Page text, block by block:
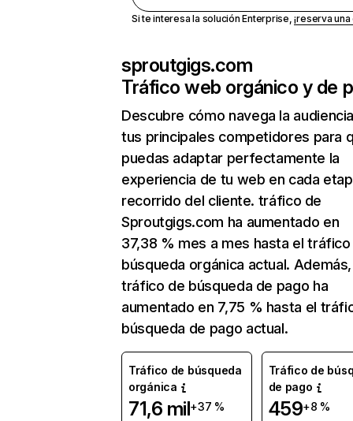
Si te interesa la solución Enterprise,¡reserva
sproutgigs.com
Tráfico web orgánico y de
Descubre cómo navega la
tus principales competidores para
puedas adaptar perfectamente la
experiencia de tu web en cada
recorrido del cliente. tráfico de
Sproutgigs.com ha aumentado en
37,38 % mes a mes hasta el
búsqueda orgánica actual.
tráfico de búsqueda de pago ha
aumentado en 7,75 % hasta el
búsqueda de pago actual.
Tráfico de búsqueda
orgánica
71,6 mil+37 %
Tráfico de
de pago
459+8 %